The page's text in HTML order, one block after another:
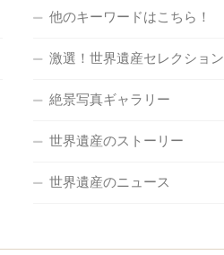
他のキーワードはこちら！
激選！世界遺産セレクション
絶景写真ギャラリー
世界遺産のストーリー
世界遺産のニュース